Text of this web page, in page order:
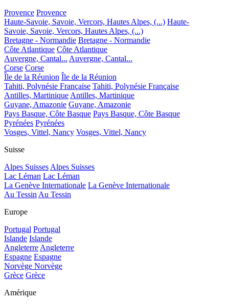
Provence Provence
Haute-Savoie, Savoie, Vercors, Hautes Alpes, (...) Haute-
Savoie, Savoie, Vercors, Hautes Alpes, (...)
Bretagne - Normandie Bretagne - Normandie
Côte Atlantique Côte Atlantique
Auvergne, Cantal... Auvergne, Cantal...
Corse Corse
Île de la Réunion Île de la Réunion
Tahiti, Polynésie Française Tahiti, Polynésie Française
Antilles, Martinique Antilles, Martinique
Guyane, Amazonie Guyane, Amazonie
Pays Basque, Côte Basque Pays Basque, Côte Basque
Pyrénées Pyrénées
Vosges, Vittel, Nancy Vosges, Vittel, Nancy
Suisse
Alpes Suisses Alpes Suisses
Lac Léman Lac Léman
La Genève Internationale La Genève Internationale
Au Tessin Au Tessin
Europe
Portugal Portugal
Islande Islande
Angleterre Angleterre
Espagne Espagne
Norvège Norvège
Grèce Grèce
Amérique